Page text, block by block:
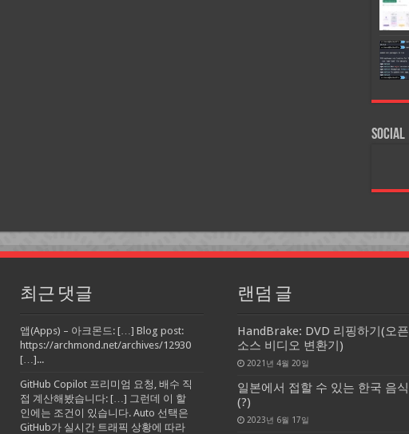
Social
최근 댓글
앱(Apps) – 아크몬드: […] Blog post:
https://archmond.net/archives/12930
[…]...
GitHub Copilot 프리미엄 요청, 배수 직
접 계산해봤습니다: […] 그런데 이 할
인에는 조건이 있습니다. Auto 선택은
GitHub가 실시간 트래픽 상황에 따라
랜덤 글
HandBrake: DVD 리핑하기(오픈
소스 비디오 변환기)
2021년 4월 20일
일본에서 접할 수 있는 한국 음식
(?)
2023년 6월 17일